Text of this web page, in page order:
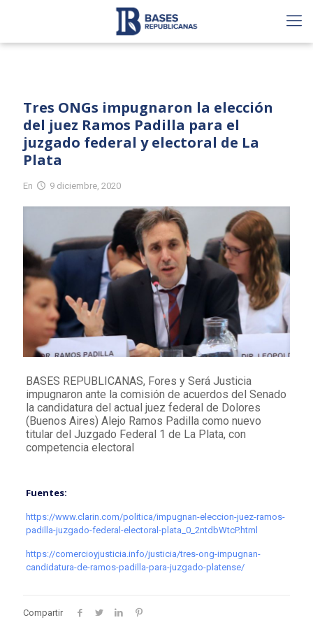
Tres ONGs impugnaron la elección
del juez Ramos Padilla para el
juzgado federal y electoral de La
Plata
En 9 diciembre, 2020
BASES REPUBLICANAS, Fores y Será Justicia
impugnaron ante la comisión de acuerdos del Senado
la candidatura del actual juez federal de Dolores
(Buenos Aires) Alejo Ramos Padilla como nuevo
titular del Juzgado Federal 1 de La Plata, con
competencia electoral
Fuentes:
https://www.clarin.com/politica/impugnan-eleccion-juez-ramos-
padilla-juzgado-federal-electoral-plata_0_2ntdbWtcP.html
https://comercioyjusticia.info/justicia/tres-ong-impugnan-
candidatura-de-ramos-padilla-para-juzgado-platense/
Compartir